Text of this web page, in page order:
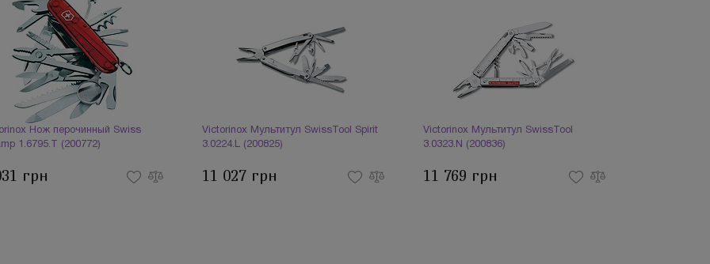
Нож перочинный Swiss
1.6795.T (200772)
грн
Victorinox Мультитул SwissTool Spirit
3.0224.L (200825)
11 027 грн
Victorinox Мультитул SwissTool
3.0323.N (200836)
11 769 грн